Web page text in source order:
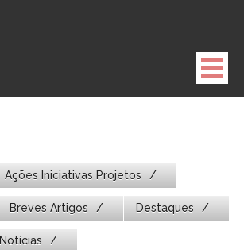
Ações Iniciativas Projetos
Breves Artigos Destaques
Notícias